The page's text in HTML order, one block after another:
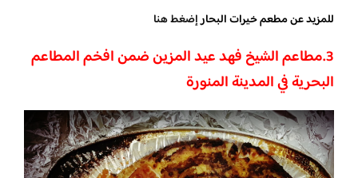
للمزيد عن مطعم خيرات البحارإضغط هنا
3.مطاعم الشيخ فهد عيد المزين ضمن افخم المطاعم
البحرية في المدينة المنورة